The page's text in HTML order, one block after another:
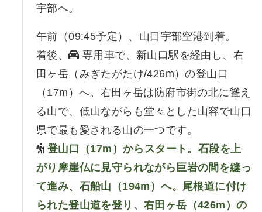
宇部へ。
午前（09:45予定）、山口宇部空港到着。
着後、
専用車で、新山口駅を経由し、右
田ヶ岳（みぎたがたけ/426m）の登山口
（17m）へ。右田ヶ岳は防府市街の北に聳え
る山で、低山ながらも堂々とした山容で山口
県で最も愛される山の一つです。
登山口（17m）からスタート。石段を上
がり摩崖仏に見守られながら巨岩の間を縫っ
て進み、石船山（194m）へ。尾根道に付け
られた登山道を登り、右田ヶ岳（426m）の